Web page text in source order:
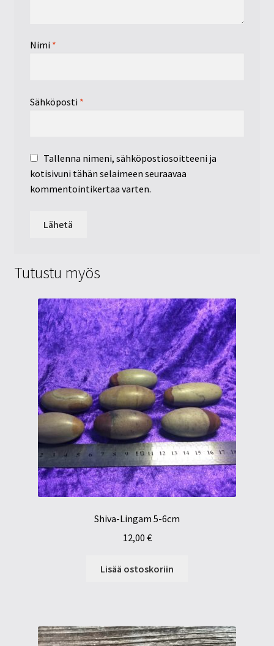
Nimi *
Sähköposti *
Tallenna nimeni, sähköpostiosoitteeni ja
kotisivuni tähän selaimeen seuraavaa
kommentointikertaa varten.
Tutustu myös
Shiva-Lingam 5-6cm
12,00 €
Lisää ostoskoriin